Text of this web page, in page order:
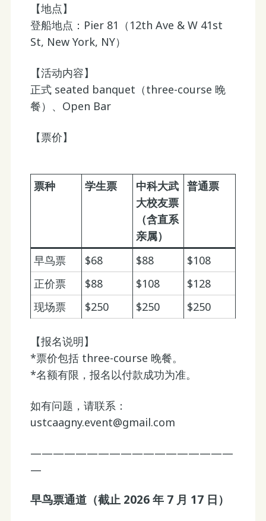
【地点】
登船地点：Pier 81（12th Ave & W 41st
St, New York, NY）
【活动内容】
正式 seated banquet（three-course 晚
餐）、Open Bar
【票价】
票种 学生票
中科大武
大校友票
（含直系
亲属）
普通票
早鸟票 $68 $88
$108
正价票
$88 $108
$128
现场票
$250 $250 $250
【报名说明】
*票价包括 three-course 晚餐。
*名额有限，报名以付款成功为准。
如有问题，请联系：
ustcaagny.event@gmail.com
——————————————————
—
早鸟票通道（截止 2026 年 7 月 17 日）